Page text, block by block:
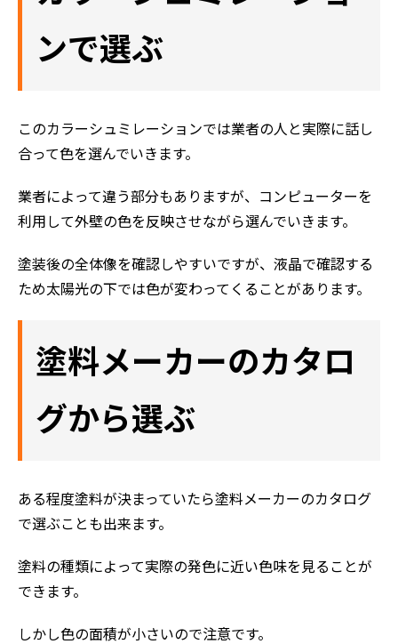
ンで選ぶ
このカラーシュミレーションでは業者の人と実際に話し
合って色を選んでいきます。
業者によって違う部分もありますが、コンピューターを
利用して外壁の色を反映させながら選んでいきます。
塗装後の全体像を確認しやすいですが、液晶で確認する
ため太陽光の下では色が変わってくることがあります。
塗料メーカーのカタロ
グから選ぶ
ある程度塗料が決まっていたら塗料メーカーのカタログ
で選ぶことも出来ます。
塗料の種類によって実際の発色に近い色味を見ることが
できます。
しかし色の面積が小さいので注意です。